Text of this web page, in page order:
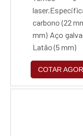
carbono (22
mm)‍ ‍Aço
‍‍Latão (5 mm)
COTAR